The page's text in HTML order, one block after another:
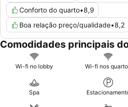
Conforto do quarto•8,9
Boa relação preço/qualidade•8,2
Comodidades principais
Wi-fi no lobby Wi-fi nos
Spa